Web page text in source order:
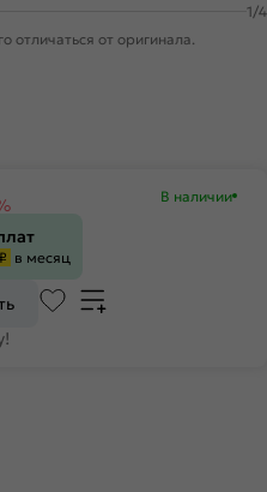
1/4
от оригинала.
В наличии
в месяц